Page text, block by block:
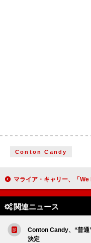
Conton Candy
マライア・キャリー、「We Belong Together」MVで自分のウェディングドレスを着た理
関連ニュース
Conton Candy、“普
決定